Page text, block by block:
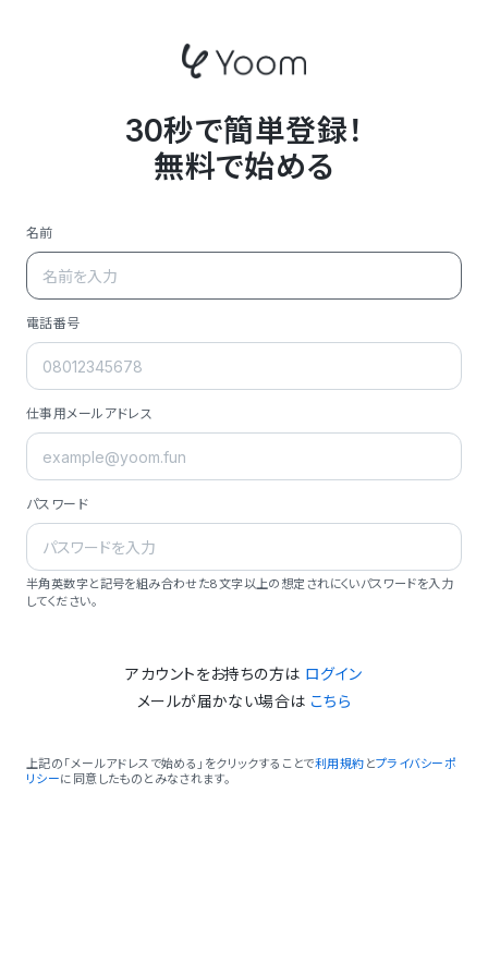
30秒で簡単登録！
無料で始める
名前
電話番号
仕事用メールアドレス
パスワード
半角英数字と記号を組み合わせた8文字以上の想定されにくいパスワードを入力
してください。
アカウントをお持ちの方は ログイン
メールが届かない場合は こちら
上記の「メールアドレスで始める」をクリックすることで利用規約 とプライバシーポ
リシーに同意したものとみなされます。